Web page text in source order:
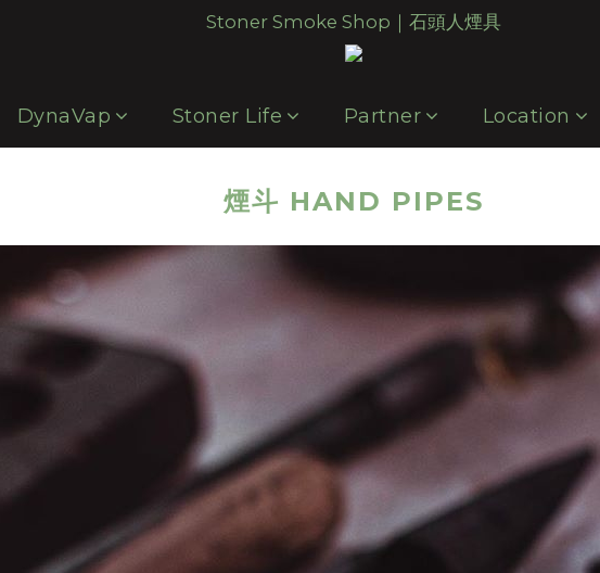
Stoner Smoke Shop｜石頭人煙具
DynaVap Stoner Life Partner Location
煙斗 HAND PIPES